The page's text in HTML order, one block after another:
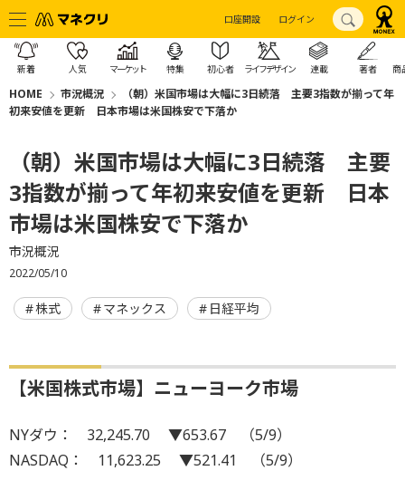
口座開設 ログイン
新着 人気 マーケット 特集 初心者 ライフデザイン 連載 著者 商
HOME 市況概況
（朝）米国市場は大幅に3日続落 主要3指数が揃って年
初来安値を更新 日本市場は米国株安で下落か
（朝）米国市場は大幅に3日続落 主要
3指数が揃って年初来安値を更新 日本
市場は米国株安で下落か
市況概況
2022/05/10
株式 マネックス 日経平均
【米国株式市場】ニューヨーク市場
NYダウ： 32,245.70 ▼653.67 （5/9）
NASDAQ： 11,623.25 ▼521.41 （5/9）